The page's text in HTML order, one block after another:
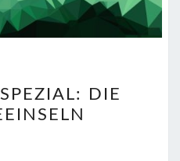
SPEZIAL:
DIE
DIE